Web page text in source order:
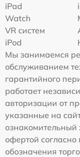
iPad
Watch
VR систем
iPod
Мы занимаемся
обслуживанием
гарантийного
работает
авторизации от
указанные на
ознакомительный
офертой
обозначения